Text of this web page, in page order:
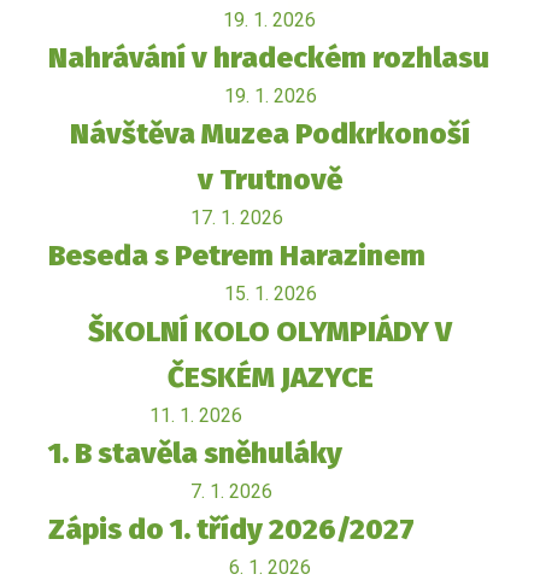
19. 1. 2026
Nahrávání v hradeckém rozhlasu
19. 1. 2026
Návštěva Muzea Podkrkonoší
v Trutnově
17. 1. 2026
Beseda s Petrem Harazinem
15. 1. 2026
ŠKOLNÍ KOLO OLYMPIÁDY V
ČESKÉM JAZYCE
11. 1. 2026
1. B stavěla sněhuláky
7. 1. 2026
Zápis do 1. třídy 2026/2027
6. 1. 2026